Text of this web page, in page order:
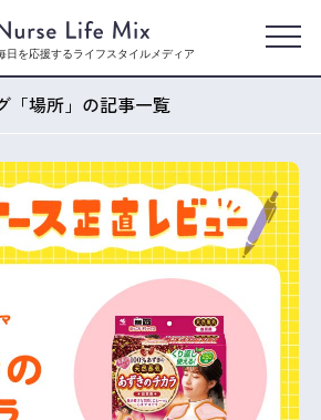
日を応援するライフスタイルメディア
「場所」の記事一覧